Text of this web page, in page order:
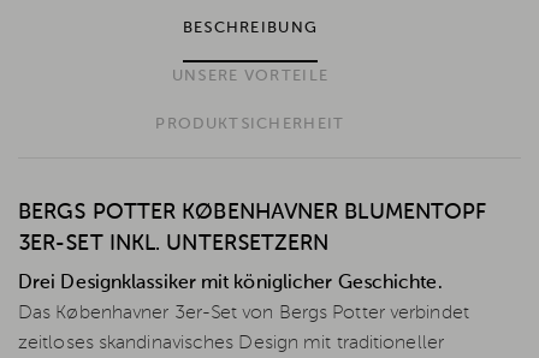
BESCHREIBUNG
UNSERE VORTEILE
PRODUKTSICHERHEIT
BERGS POTTER KØBENHAVNER BLUMENTOPF
3ER-SET INKL. UNTERSETZERN
Drei Designklassiker mit königlicher Geschichte.
Das Københavner 3er-Set von Bergs Potter verbindet
zeitloses skandinavisches Design mit traditioneller